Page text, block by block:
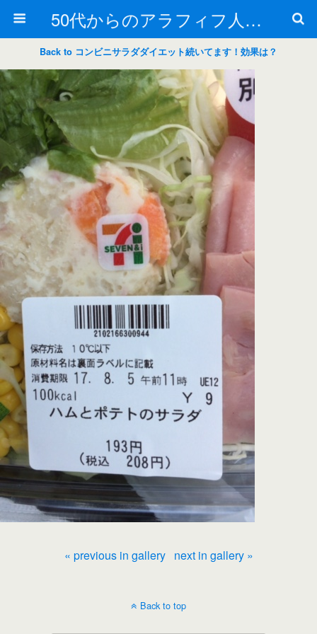
50代からのアラフィフ人生の楽しみ方
Back to コンビニサラダダイエット続いてます！効果は？
« previous in gallery next in gallery »
Back to top